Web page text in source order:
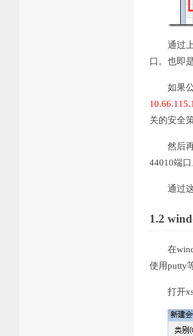
通过
口。也即
如果
关的安全
然后
44010端口
通过
1.2
在
使用putty
打开